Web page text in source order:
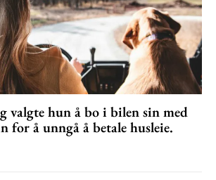
valgte hun å bo i bilen sin med
for å unngå å betale husleie.